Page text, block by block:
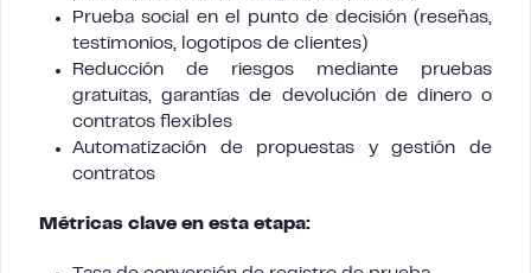
Prueba social en el punto de decisión (reseñas,
testimonios, logotipos de clientes)
Reducción de riesgos mediante pruebas
gratuitas, garantías de devolución de dinero o
contratos flexibles
Automatización de propuestas y gestión de
contratos
Métricas clave en esta etapa: